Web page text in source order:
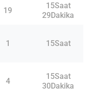
19
15Saat
29Dakika
1 15Saat
4
15Saat
30Dakika